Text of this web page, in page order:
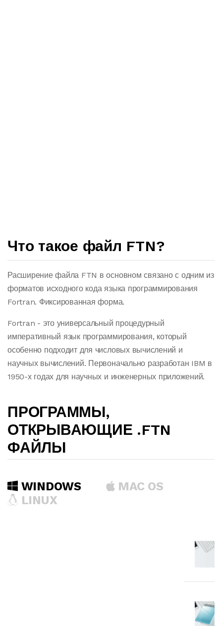
Что такое файл FTN?
Расширение файла FTN в основном связано с одним из
форматов исходного кода языка программирования
Fortran. Фиксированная форма.
Fortran - это универсальный процедурный
императивный язык программирования, который
особенно подходит для числовых вычислений и
научных вычислений. Первоначально разработан IBM в
1950-х годах для научных и инженерных приложений.
ПРОГРАММЫ,
ОТКРЫВАЮЩИЕ .FTN
ФАЙЛЫ
WINDOWS
MAC OS
LINUX